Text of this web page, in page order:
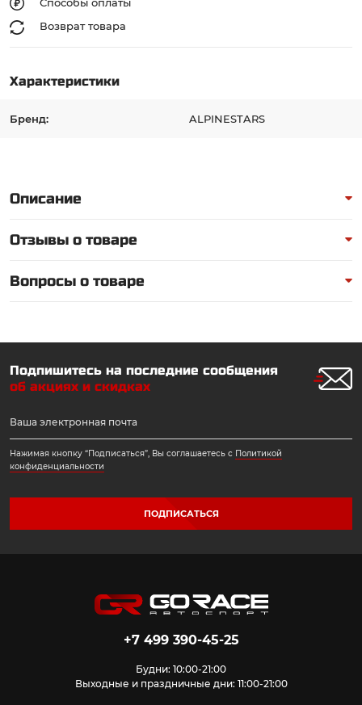
Возврат товара
Характеристики
Бренд: ALPINESTARS
Описание
Отзывы о товаре
Вопросы о товаре
Подпишитесь на последние сообщения
об акциях и скидках
Нажимая кнопку “Подписаться”, Вы соглашаетесь с Политикой
конфиденциальности
ПОДПИСАТЬСЯ
+7 499 390-45-25
Будни: 10:00-21:00
Выходные и праздничные дни: 11:00-21:00